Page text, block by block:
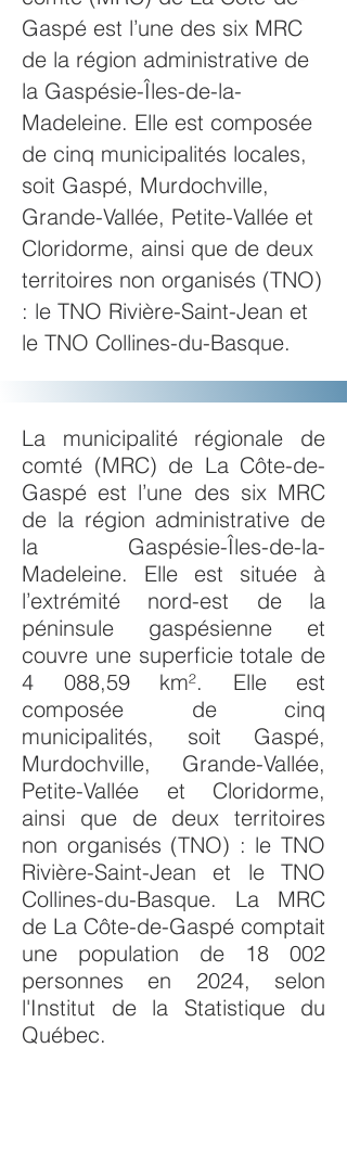
Gaspé est l’une des six MRC
de la région administrative de
la Gaspésie-Îles-de-la-
Madeleine. Elle est composée
de cinq municipalités locales,
soit Gaspé, Murdochville,
Grande-Vallée, Petite-Vallée et
Cloridorme, ainsi que de deux
territoires non organisés (TNO)
: le TNO Rivière-Saint-Jean et
le TNO Collines-du-Basque.
La municipalité régionale de
comté (MRC) de La Côte-de-
Gaspé est l’une des six MRC
de la région administrative de
la Gaspésie-Îles-de-la-
Madeleine. Elle est située à
l’extrémité nord-est de la
péninsule gaspésienne et
couvre une superficie totale de
4 088,59 km². Elle est
composée de cinq
municipalités, soit Gaspé,
Murdochville, Grande-Vallée,
Petite-Vallée et Cloridorme,
ainsi que de deux territoires
non organisés (TNO) : le TNO
Rivière-Saint-Jean et le TNO
Collines-du-Basque. La MRC
de La Côte-de-Gaspé comptait
une population de 18 002
personnes en 2024, selon
l'Institut de la Statistique du
Québec.